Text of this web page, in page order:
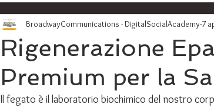
Rigenerazione
Premium per la
BroadwayCommunications - DigitalSocialAcademy 7
Il fegato è il laboratorio biochimico del nostro